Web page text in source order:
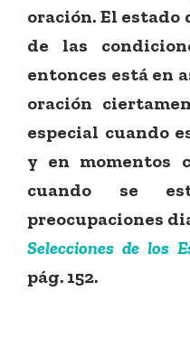
oración. El estado
de las
entonces está en
oración
especial cuando
y en momentos
cuando se
preocupaciones
Selecciones de los
pág. 152.